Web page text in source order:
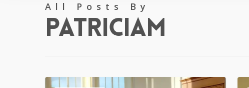
All Posts By
Patriciam